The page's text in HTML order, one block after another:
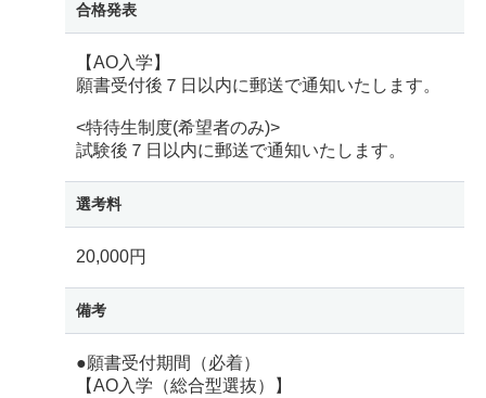
合格発表
【AO入学】
願書受付後７日以内に郵送で通知いたします。
<特待生制度(希望者のみ)>
試験後７日以内に郵送で通知いたします。
選考料
20,000円
備考
●願書受付期間（必着）
【AO入学（総合型選抜）】